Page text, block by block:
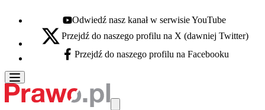
Youtube - otwiera się w nowej karcie
Odwiedź nasz kanał w serwisie YouTube
X - otwiera się w nowej karcie
Przejdź do naszego profilu na X (dawniej Twitter)
Facebook - otwiera się w nowej karcie
Przejdź do naszego profilu na Facebooku